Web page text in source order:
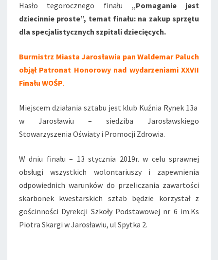
Hasło tegorocznego finału „Pomaganie jest
dziecinnie proste”, temat finału: na zakup sprzętu
dla specjalistycznych szpitali dziecięcych.
Burmistrz Miasta Jarosławia pan Waldemar Paluch
objął Patronat Honorowy nad wydarzeniami XXVII
Finału WOŚP.
Miejscem działania sztabu jest klub Kuźnia Rynek 13a
w Jarosławiu – siedziba Jarosławskiego
Stowarzyszenia Oświaty i Promocji Zdrowia.
W dniu finału – 13 stycznia 2019r. w celu sprawnej
obsługi wszystkich wolontariuszy i zapewnienia
odpowiednich warunków do przeliczania zawartości
skarbonek kwestarskich sztab będzie korzystał z
gościnności Dyrekcji Szkoły Podstawowej nr 6 im.Ks
Piotra Skargi w Jarosławiu, ul Spytka 2.